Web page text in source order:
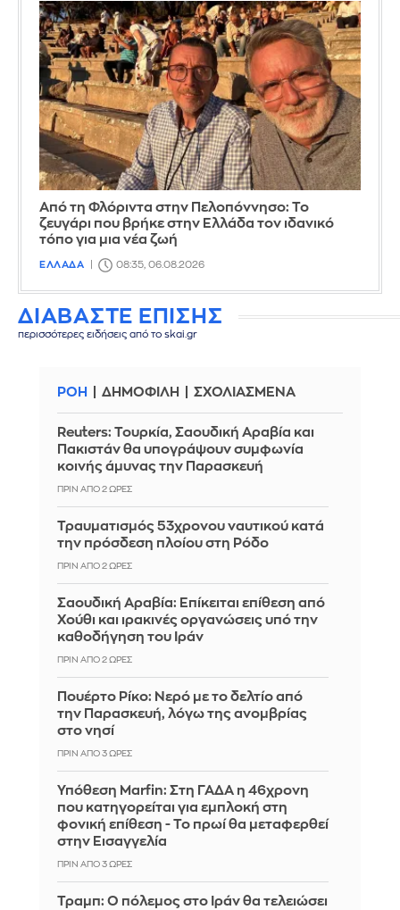
Από τη Φλόριντα στην Πελοπόννησο: Το
ζευγάρι που βρήκε στην Ελλάδα τον ιδανικό
τόπο για μια νέα ζωή
ΕΛΛΑΔΑ 08:35, 06.08.2026
ΔΙΑΒΑΣΤΕ ΕΠΙΣΗΣ
περισσότερες ειδήσεις από το skai.gr
ΡΟΗ ΔΗΜΟΦΙΛΗ ΣΧΟΛΙΑΣΜΕΝΑ
Reuters: Τουρκία, Σαουδική Αραβία και
Πακιστάν θα υπογράψουν συμφωνία
κοινής άμυνας την Παρασκευή
ΠΡΙΝ ΑΠΌ 2 ΏΡΕΣ
Τραυματισμός 53χρονου ναυτικού κατά
την πρόσδεση πλοίου στη Ρόδο
ΠΡΙΝ ΑΠΌ 2 ΏΡΕΣ
Σαουδική Αραβία: Επίκειται επίθεση από
Χούθι και ιρακινές οργανώσεις υπό την
καθοδήγηση του Ιράν
ΠΡΙΝ ΑΠΌ 2 ΏΡΕΣ
Πουέρτο Ρίκο: Νερό με το δελτίο από
την Παρασκευή, λόγω της ανομβρίας
στο νησί
ΠΡΙΝ ΑΠΌ 3 ΏΡΕΣ
Υπόθεση Marfin: Στη ΓΑΔΑ η 46χρονη
που κατηγορείται για εμπλοκή στη
φονική επίθεση - Το πρωί θα μεταφερθεί
στην Εισαγγελία
ΠΡΙΝ ΑΠΌ 3 ΏΡΕΣ
Τραμπ: Ο πόλεμος στο Ιράν θα τελειώσει